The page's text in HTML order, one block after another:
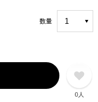
数量
0人